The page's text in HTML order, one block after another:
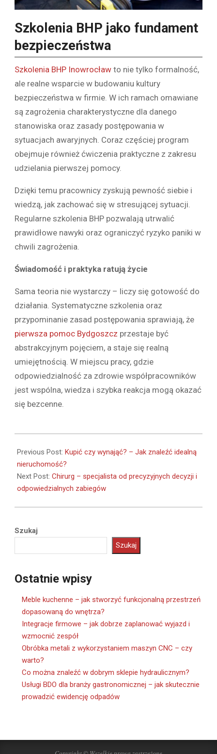
Szkolenia BHP jako fundament
bezpieczeństwa
Szkolenia BHP Inowrocław to nie tylko formalność,
ale realne wsparcie w budowaniu kultury
bezpieczeństwa w firmie. W ich ramach omawiane
są zagrożenia charakterystyczne dla danego
stanowiska oraz zasady postępowania w
sytuacjach awaryjnych. Coraz częściej program
obejmuje również ćwiczenia praktyczne z zakresu
udzielania pierwszej pomocy.
Dzięki temu pracownicy zyskują pewność siebie i
wiedzą, jak zachować się w stresującej sytuacji.
Regularne szkolenia BHP pozwalają utrwalić
prawidłowe nawyki oraz ograniczyć ryzyko paniki w
chwili zagrożenia.
Świadomość i praktyka ratują życie
Sama teoria nie wystarczy – liczy się gotowość do
działania. Systematyczne szkolenia oraz
przypominanie zasad postępowania sprawiają, że
pierwsza pomoc Bydgoszcz przestaje być
abstrakcyjnym pojęciem, a staje się realną
umiejętnością. W miejscu pracy, gdzie
odpowiedzialność za zdrowie współpracowników
jest wspólna, wiedza i szybka reakcja mogą okazać
się bezcenne.
02-
18
Previous Post: Kupić czy wynająć? – Jak znaleźć idealną
nieruchomość?
Next Post: Chirurg – specjalista od precyzyjnych decyzji i
odpowiedzialnych zabiegów
Szukaj
Szukaj
Ostatnie wpisy
Meble kuchenne – jak stworzyć funkcjonalną przestrzeń
dopasowaną do wnętrza?
Integracje firmowe – jak dobrze zaplanować wyjazd i
wzmocnić zespół
Obróbka metali z wykorzystaniem maszyn CNC – czy
warto?
Co można znaleźć w dobrym sklepie hydraulicznym?
Usługi BDO dla branży gastronomicznej – jak skutecznie
prowadzić ewidencję odpadów